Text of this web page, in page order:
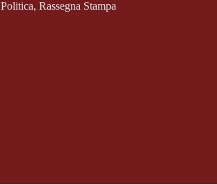
Politica, Rassegna Stampa